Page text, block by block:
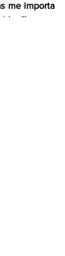
me importa
“buenos